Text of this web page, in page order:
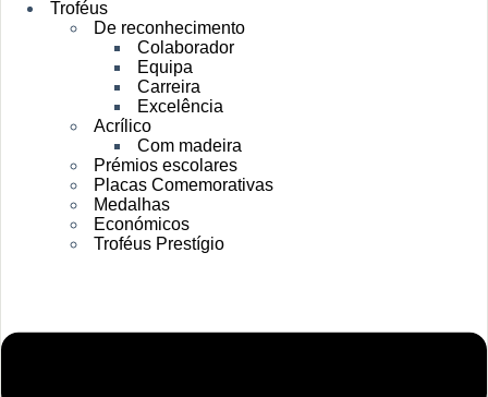
Troféus
De reconhecimento
Colaborador
Equipa
Carreira
Excelência
Acrílico
Com madeira
Prémios escolares
Placas Comemorativas
Medalhas
Económicos
Troféus Prestígio